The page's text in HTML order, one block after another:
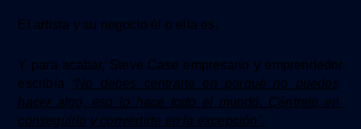
El artista y su negocio él o ella es.
Y para acabar, Steve Case empresario y emprendedor
escribía “No debes centrarte en porqué no puedes
hacer algo, eso lo hace todo el mundo. Céntrate en
conseguirlo y convertirte en la excepción”.